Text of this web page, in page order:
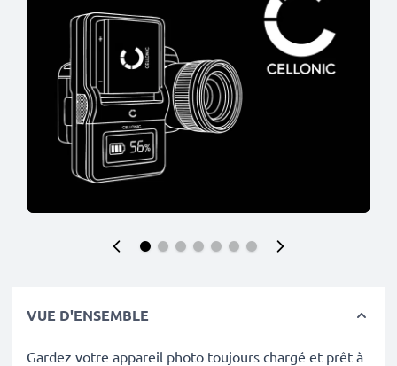
VUE D'ENSEMBLE
Gardez votre appareil photo toujours chargé et prêt à